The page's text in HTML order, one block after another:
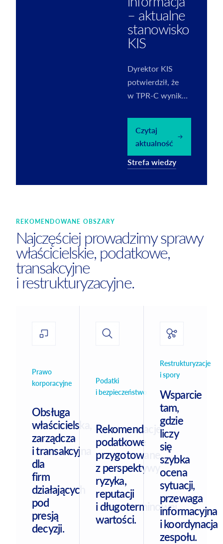
– aktualne
stanowisko
KIS
Dyrektor KIS
potwierdził, że
w TPR-C wynik
wyłącznie za rok
podatkowy objęty
informacją.
Czytaj
aktualność
Strefa wiedzy
REKOMENDOWANE OBSZARY
Najczęściej prowadzimy sprawy
właścicielskie, podatkowe,
transakcyjne
i restrukturyzacyjne.
Prawo
korporacyjne
Obsługa
właścicielska,
zarządcza
i transakcyjna
dla
firm
działających
pod
presją
decyzji.
Podatki
i bezpieczeństwo
Rekomendacje
podatkowe
przygotowane
z perspektywy
ryzyka,
reputacji
i długoterminowej
wartości.
Restrukturyzacje
i spory
Wsparcie
tam,
gdzie
liczy
się
szybka
ocena
sytuacji,
przewaga
informacyjna
i koordynacja
zespołu.